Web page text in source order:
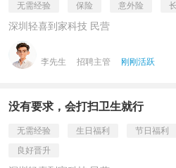
无需经验 保险 意外险
深圳轻喜到家科技 民营
李先生 招聘主管 刚刚活跃
没有要求，会打扫卫生就行
无需经验 生日福利 节日福利
良好晋升